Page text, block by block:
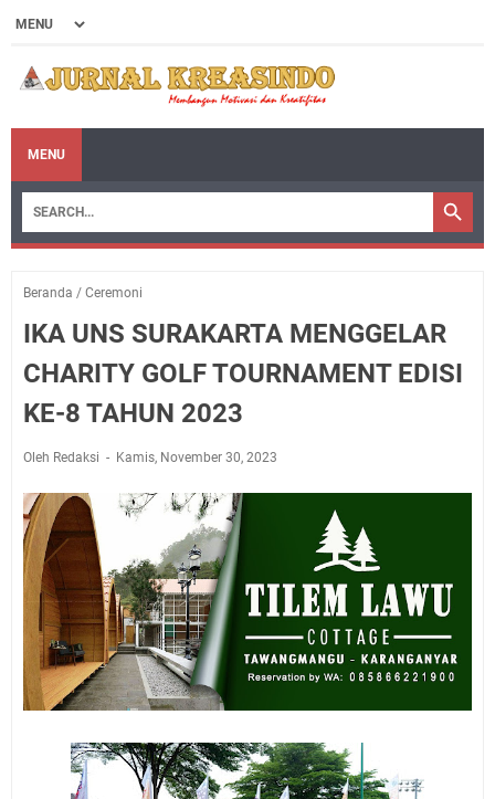
MENU
Beranda / Ceremoni
IKA UNS SURAKARTA MENGGELAR
CHARITY GOLF TOURNAMENT EDISI
KE-8 TAHUN 2023
Oleh Redaksi Kamis, November 30, 2023